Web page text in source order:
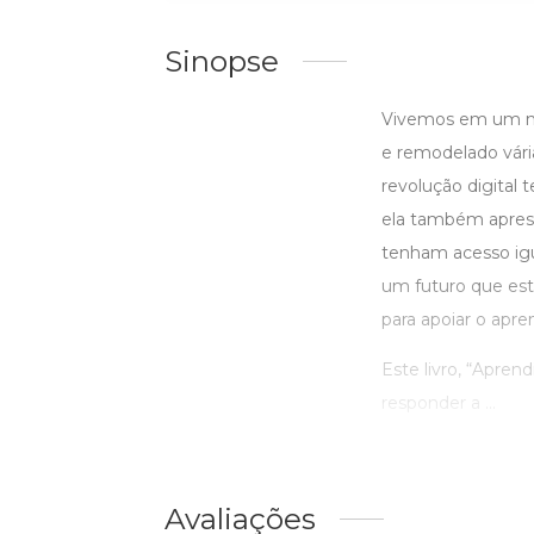
Sinopse
Vivemos em um
e remodelado
revolução digital
ela também
tenham acesso
um futuro que
para apoiar o
Este livro,
responder a ...
Avaliações